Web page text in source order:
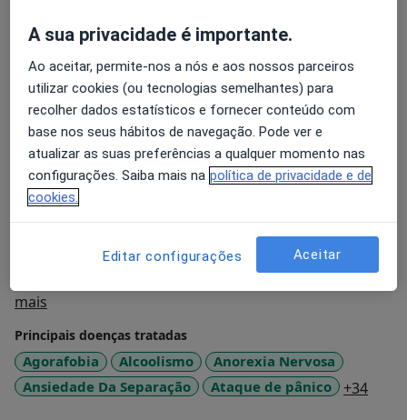
Cada pessoa é única e é com respeito, empatia e
profissionalismo que procuro criar um espaço seguro
para que possa compreender-se melhor, cuidar de si e
promover o seu bem-estar psicológico.
Realizo consultas presenciais num consultório numa
localização central em Lisboa e também em formato
online. Para marcação de consultas poderá enviar um
email para:
Se sente que precisa de apoio, estou aqui para o
acompanhar neste caminho, ao seu ritmo.
mais
Principais doenças tratadas
Agorafobia Alcoolismo
Anorexia Nervosa
Ansiedade Da Separação
Ataque de pânico +34
A sua privacidade é importante.
Ao aceitar, permite-nos a nós e aos nossos parceiros
utilizar cookies (ou tecnologias semelhantes) para
recolher dados estatísticos e fornecer conteúdo com
base nos seus hábitos de navegação. Pode ver e
atualizar as suas preferências a qualquer momento nas
configurações. Saiba mais na política de privacidade e de
cookies.
Editar configurações Aceitar